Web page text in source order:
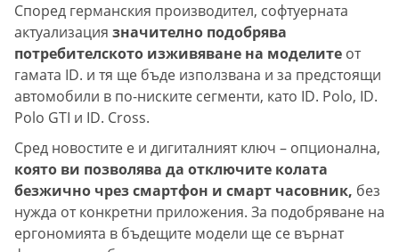
Според германския производител, софтуерната
актуализация значително подобрява
потребителското изживяване на моделите от
гамата ID. и тя ще бъде използвана и за предстоящи
автомобили в по-ниските сегменти, като ID. Polo, ID.
Polo GTI и ID. Cross.
Сред новостите е и дигиталният ключ – опционална,
която ви позволява да отключите колата
безжично чрез смартфон и смарт часовник, без
нужда от конкретни приложения. За подобряване на
ергономията в бъдещите модели ще се върнат